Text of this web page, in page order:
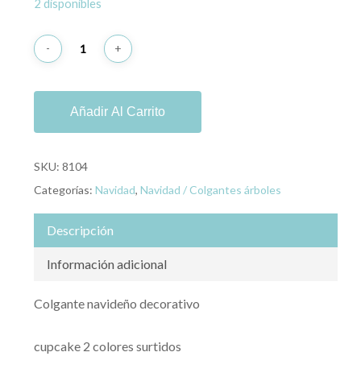
2 disponibles
Añadir Al Carrito
SKU: 8104
Categorías: Navidad, Navidad / Colgantes árboles
Descripción
Información adicional
Colgante navideño decorativo
cupcake 2 colores surtidos